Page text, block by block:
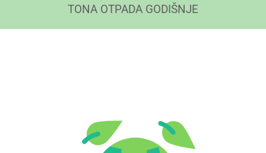
TONA OTPADA GODIŠNJE